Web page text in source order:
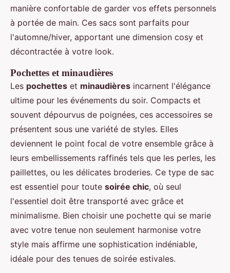
manière confortable de garder vos effets personnels
à portée de main. Ces sacs sont parfaits pour
l'automne/hiver, apportant une dimension cosy et
décontractée à votre look.
Pochettes et minaudières
Les pochettes et minaudières incarnent l'élégance
ultime pour les événements du soir. Compacts et
souvent dépourvus de poignées, ces accessoires se
présentent sous une variété de styles. Elles
deviennent le point focal de votre ensemble grâce à
leurs embellissements raffinés tels que les perles, les
paillettes, ou les délicates broderies. Ce type de sac
est essentiel pour toute soirée chic, où seul
l'essentiel doit être transporté avec grâce et
minimalisme. Bien choisir une pochette qui se marie
avec votre tenue non seulement harmonise votre
style mais affirme une sophistication indéniable,
idéale pour des tenues de soirée estivales.